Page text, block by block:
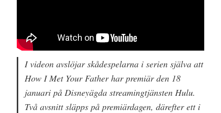
I videon avslöjar skådespelarna i serien själva att
How I Met Your Father har premiär den 18
januari på Disneyägda streamingtjänsten Hulu.
Två avsnitt släpps på premiärdagen, därefter ett i